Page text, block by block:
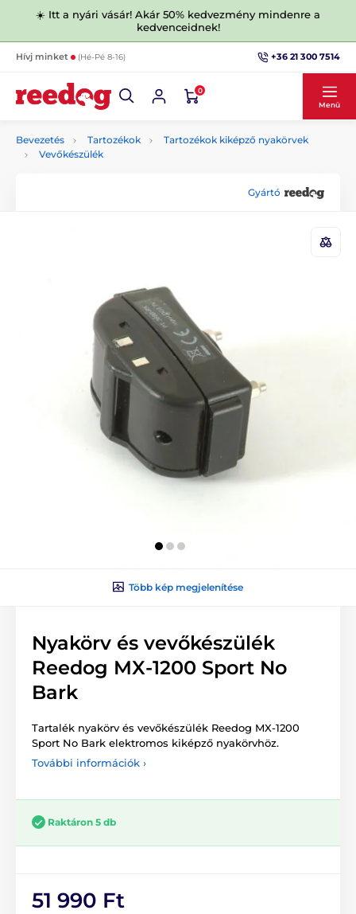
☀️ Itt a nyári vásár! Akár 50% kedvezmény mindenre a
kedvenceidnek!
Hívj minket (Hé-Pé 8-16) +36 21 300 7514
0
Menü
Bevezetés Tartozékok
Tartozékok kiképző nyakörvek
Vevőkészülék
Gyártó
Több kép megjelenítése
Nyakörv és vevőkészülék
Reedog MX-1200 Sport No
Bark
Tartalék nyakörv és vevőkészülék Reedog MX-1200
Sport No Bark elektromos kiképző nyakörvhöz.
További információk ›
Raktáron 5 db
51 990 Ft